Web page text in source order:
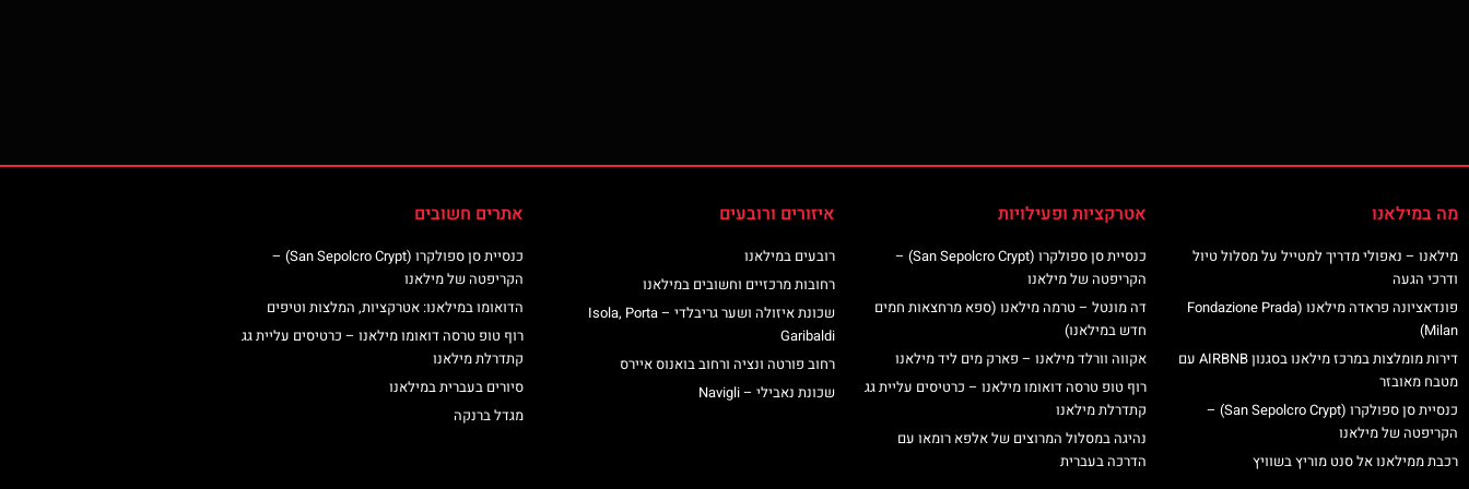
מה במילאנו
מילאנו – נאפולי מדריך למטייל על מסלול טיול
ודרכי הגעה
פונדאציונה פראדה מילאנו (Fondazione Prada
Milan)
דירות מומלצות במרכז מילאנו בסגנון AIRBNB עם
מטבח מאובזר
כנסיית סן ספולקרו (San Sepolcro Crypt) –
הקריפטה של מילאנו
רכבת ממילאנו אל סנט מוריץ בשוויץ
אטרקציות ופעילויות
כנסיית סן ספולקרו (San Sepolcro Crypt) –
הקריפטה של מילאנו
דה מונטל – טרמה מילאנו (ספא מרחצאות חמים
חדש במילאנו)
אקווה וורלד מילאנו – פארק מים ליד מילאנו
רוף טופ טרסה דואומו מילאנו – כרטיסים עליית גג
קתדרלת מילאנו
נהיגה במסלול המרוצים של אלפא רומאו עם
הדרכה בעברית
איזורים ורובעים
רובעים במילאנו
רחובות מרכזיים וחשובים במילאנו
שכונת איזולה ושער גריבלדי – Isola, Porta
Garibaldi
רחוב פורטה ונציה ורחוב בואנוס איירס
שכונת נאבילי – Navigli
אתרים חשובים
כנסיית סן ספולקרו (San Sepolcro Crypt) –
הקריפטה של מילאנו
הדואומו במילאנו: אטרקציות, המלצות וטיפים
רוף טופ טרסה דואומו מילאנו – כרטיסים עליית גג
קתדרלת מילאנו
סיורים בעברית במילאנו
מגדל ברנקה